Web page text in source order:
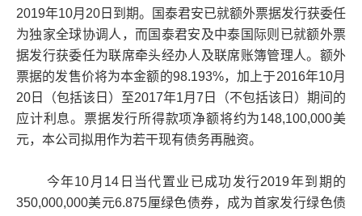
2019年10月20日到期。国泰君安已就额外票据发行获委任
为独家全球协调人，而国泰君安及中泰国际则已就额外票
据发行获委任为联席牵头经办人及联席账簿管理人。额外
票据的发售价将为本金额的98.193%，加上于2016年10月
20日（包括该日）至2017年1月7日（不包括该日）期间的
应计利息。票据发行所得款项净额将约为148,100,000美
元，本公司拟用作为若干现有债务再融资。
今年10月14日当代置业已成功发行2019年到期的
350,000,000美元6.875厘绿色债券，成为首家发行绿色债